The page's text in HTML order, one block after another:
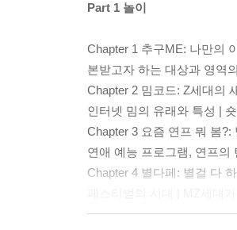
Part 1 놀이
Chapter 1 추구ME: 나만의
본받고자 하는 대상과 영역
Chapter 2 밈코드: Z세대의
인터넷 밈의 유래와 특성 |
Chapter 3 요즘 연프 뭐 봄?:
연애 예능 프로그램, 연프의
Chapter 4 별다페: 별걸 다